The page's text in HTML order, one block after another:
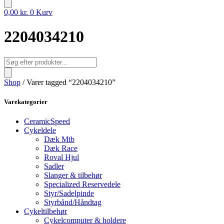
0,00 kr. 0 Kurv
2204034210
Products
search
Shop / Varer tagged “2204034210”
Varekategorier
CeramicSpeed
Cykeldele
Dæk Mtb
Dæk Race
Roval Hjul
Sadler
Slanger & tilbehør
Specialized Reservedele
Styr/Sadelpinde
Styrbånd/Håndtag
Cykeltilbehør
Cykelcomputer & holdere